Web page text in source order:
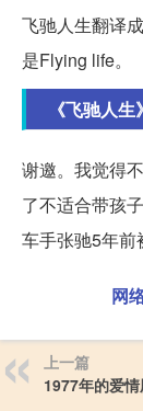
飞驰人生翻译
是Flying life。
《飞驰人
谢邀。我觉得
了不适合带孩
车手张驰5年前
网
上一篇
1977年的爱